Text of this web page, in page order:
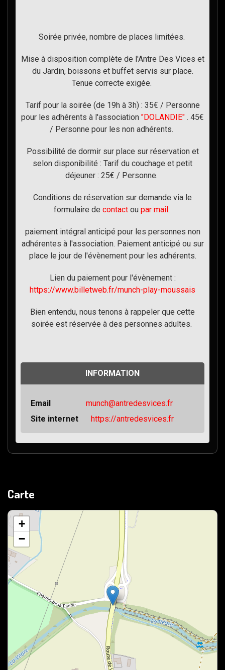
Soirée privée, nombre de places limitées.
Mise à disposition complète de l'Antre Des Vices et
du Jardin, boissons et buffet servis sur place.
Tenue correcte exigée.
Tarif pour la soirée (de 19h à 3h) : 35€ / Personne
pour les adhérents à l'association "DOLANDIE" . 45€
/ Personne pour les non adhérents.
Possibilité de dormir sur place sur réservation et
selon disponibilité : Tarif du couchage et petit
déjeuner : 25€ / Personne.
Conditions de réservation sur demande via le
formulaire de contactou par mail.
paiement intégral anticipé pour les personnes non
adhérentes à l'association. Paiement anticipé ou sur
place le jour de l'évènement pour les adhérents.
Lien du paiement pour l'évènement :
https://www.billetweb.fr/munch-play-moussais
Bien entendu, nous tenons à rappeler que cette
soirée est réservée à des personnes adultes.
INFORMATION
Email
munch@antredesvices.fr
Site internet
https://antredesvices.fr
Carte
+
−